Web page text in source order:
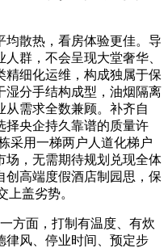
散热，看房体验更佳。导
群，不会呈现大堂奢华、
精细化运维，构成独属于保
湿分手结构成型，油烟隔离
从需求全数兼顾。补齐自
择央企持久靠谱的质量许
采用一梯两户人道化梯户
场，无需期待规划兑现全体
创高端度假酒店制园思，保
上盖劣势。
面，打制有温度、有炊
律风、停业时间、预定步